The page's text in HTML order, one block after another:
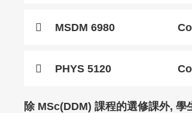
Area
MSDM 6980
Area
PHYS 5120
Text
除 MSc(DDM) 課程的選修課外, 學